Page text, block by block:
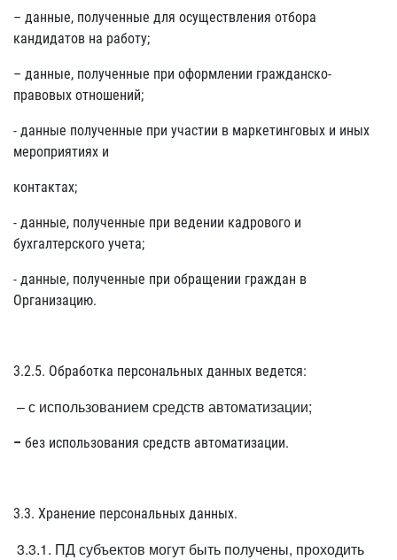
– данные, полученные для осуществления отбора
кандидатов на работу;
– данные, полученные при оформлении гражданско-
правовых отношений;
- данные полученные при участии в маркетинговых и иных
мероприятиях и
контактах;
- данные, полученные при ведении кадрового и
бухгалтерского учета;
- данные, полученные при обращении граждан в
Организацию.
3.2.5. Обработка персональных данных ведется:
– с использованием средств автоматизации;
– без использования средств автоматизации.
3.3. Хранение персональных данных.
3.3.1. ПД субъектов могут быть получены, проходить